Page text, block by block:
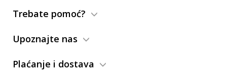
Trebate pomoć?
Upoznajte nas
Plaćanje i dostava